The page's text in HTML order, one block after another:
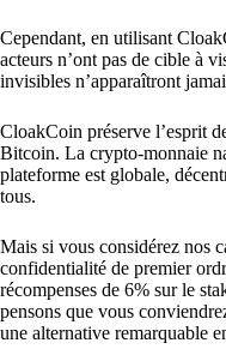
Cependant, en utilisant
acteurs n’ont pas de cible à
invisibles n’apparaîtront
CloakCoin préserve l’esprit
Bitcoin. La crypto-monnaie
plateforme est globale,
tous.
Mais si vous considérez nos
confidentialité de premier
récompenses de 6% sur le
pensons que vous
une alternative remarquable